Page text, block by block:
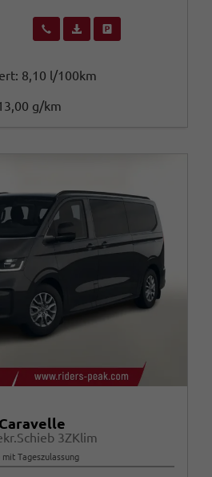
Wir rufen Sie anFahrzeugexposé (PDF)
8,10 l/100km
g/km
3ZKlim
mit Tageszulassung